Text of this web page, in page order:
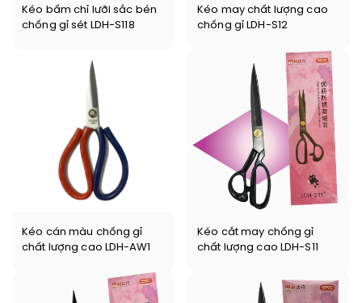
Kéo bấm chỉ lưỡi sắc bén
chống gỉ sét LDH-S118
Kéo may chất lượng cao
chống gỉ LDH-S12
Kéo cán màu chống gỉ
chất lượng cao LDH-AW1
Kéo cắt may chống gỉ
chất lượng cao LDH-S11